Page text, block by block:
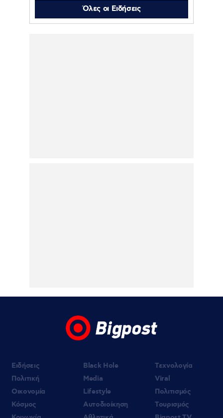
κατάσταση πανικού»
του MEGA
Όλες οι Ειδήσεις
Ειδήσεις
Πολιτική
Οικονομία
Κόσμος
Black Hole
Media
Lifestyle
Αυτοδιοίκηση
Τεχνολογία
Viral
Πολιτισμός
Τουρισμός